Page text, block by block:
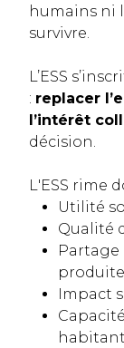
humains ni
survivre.
L’ESS
: replacer
l’intérêt
décision.
L'ESS rime
Utilité
Qualité
Partage
Impact